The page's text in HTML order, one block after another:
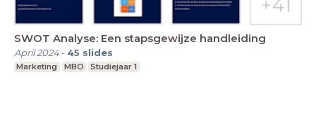
SWOT Analyse: Een stapsgewijze handleiding
April 2024- 45 slides
Marketing MBO Studiejaar 1